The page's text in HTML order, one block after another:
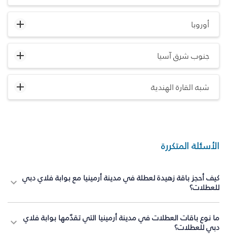
أوروبا
جنوب شرق آسيا
شبه القارة الهندية
الأسئلة المتكررة
كيف أحجز باقة زهيدة لعطلة في مدينة أرمينيا مع بوابة فلاي دبي
للعطلات؟
ما نوع باقات العطلات في مدينة أرمينيا التي تقدّمها بوابة فلاي
دبي للعطلات؟